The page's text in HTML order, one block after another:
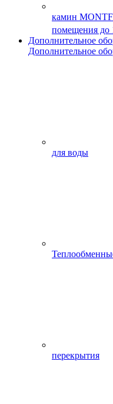
камин
помещения до
Дополнительное
Дополнительное
для воды
перекрытия